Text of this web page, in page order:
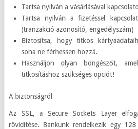
Tartsa nyilván a vásárlásával
Tartsa nyilván a fizetéssel
(tranzakció azonosító, engedélyszám)
Biztosítsa, hogy titkos
soha ne férhessen hozzá.
Használjon olyan böngészőt,
titkosításhoz szükséges opciót!
A biztonságról
Az SSL, a Secure Sockets Layer
rövidítése. Bankunk rendelkezik egy